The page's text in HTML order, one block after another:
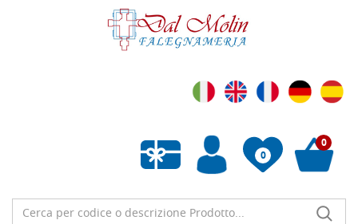
0
Liste de souhaits vide
0